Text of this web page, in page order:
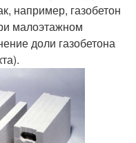
например, газобетон
малоэтажном
доли газобетона